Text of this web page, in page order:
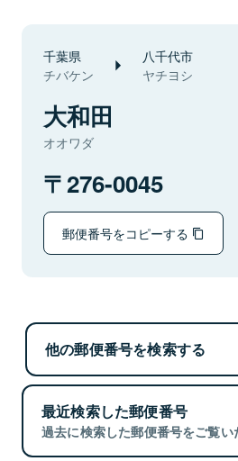
千葉県
チバケン
八千代市
ヤチヨシ
大和田
オオワダ
276-0045
郵便番号をコピーする
他の郵便番号を検索する
最近検索した郵便番号
過去に検索した郵便番号をご覧い